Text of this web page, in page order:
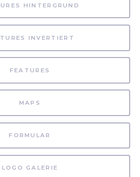
HINTERGRUND
INVERTIERT
FEATURES
MAPS
FORMULAR
LOGO GALERIE